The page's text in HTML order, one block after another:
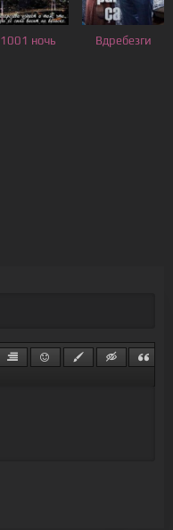
1001 ночь Вдребезги